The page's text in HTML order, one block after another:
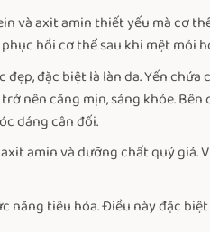
và axit amin thiết yếu mà cơ
hồi cơ thể sau khi mệt mỏi
đặc biệt là làn da. Yến chứa
nên căng mịn, sáng khỏe.
dáng cân đối.
amin và dưỡng chất quý giá.
tiêu hóa. Điều này đặc